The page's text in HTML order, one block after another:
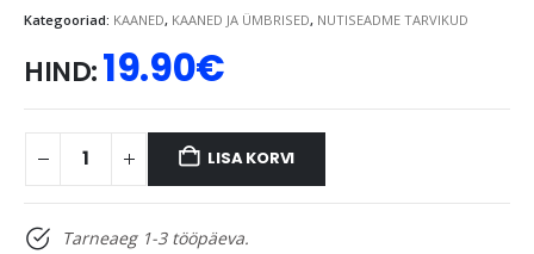
Kategooriad: KAANED, KAANED JA ÜMBRISED, NUTISEADME TARVIKUD
HIND:19.90€
LISA KORVI
Tarneaeg 1-3 tööpäeva.